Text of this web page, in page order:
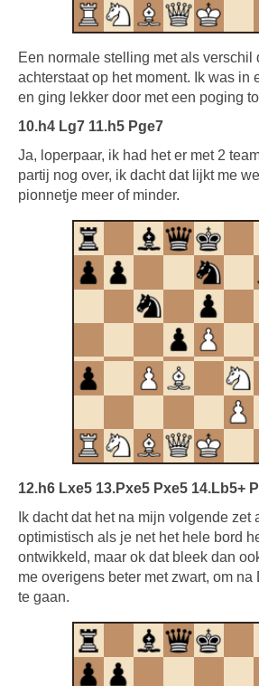
Een normale stelling met als verschil
achterstaat op het moment. Ik was in
en ging lekker door met een poging
10.h4 Lg7 11.h5 Pge7
Ja, loperpaar, ik had het er met 2
partij nog over, ik dacht dat lijkt me
pionnetje meer of minder.
12.h6 Lxe5 13.Pxe5 Pxe5 14.Lb5+
Ik dacht dat het na mijn volgende zet
optimistisch als je net het hele bord
ontwikkeld, maar ok dat bleek dan
me overigens beter met zwart, om na
te gaan.